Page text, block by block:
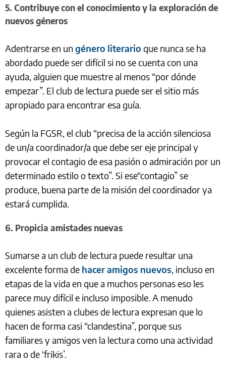
5. Contribuye con el conocimiento y la exploración de
nuevos géneros
Adentrarse en un género literario que nunca se ha
abordado puede ser difícil si no se cuenta con una
ayuda, alguien que muestre al menos “por dónde
empezar”. El club de lectura puede ser el sitio más
apropiado para encontrar esa guía.
Según la FGSR, el club “precisa de la acción silenciosa
de un/a coordinador/a que debe ser eje principal y
provocar el contagio de esa pasión o admiración por un
determinado estilo o texto”. Si ese“contagio” se
produce, buena parte de la misión del coordinador ya
estará cumplida.
6. Propicia amistades nuevas
Sumarse a un club de lectura puede resultar una
excelente forma de hacer amigos nuevos, incluso en
etapas de la vida en que a muchos personas eso les
parece muy difícil e incluso imposible. A menudo
quienes asisten a clubes de lectura expresan que lo
hacen de forma casi “clandestina”, porque sus
familiares y amigos ven la lectura como una actividad
rara o de ‘frikis’.